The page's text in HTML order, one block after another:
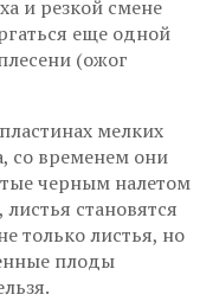
и резкой смене
еще одной
(ожог
мелких
со временем они
черным налетом
становятся
только листья, но
плоды